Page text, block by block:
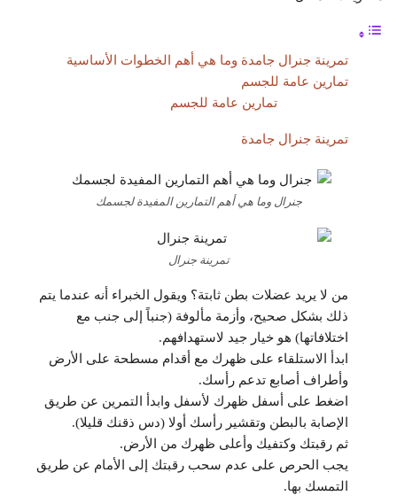
تمرينة جنرال جامدة وما هي أهم الخطوات الأساسية
تمارين عامة للجسم
تمارين عامة للجسم
تمرينة جنرال جامدة
جنرال وما هي أهم التمارين المفيدة لجسمك
تمرينة جنرال
من لا يريد عضلات بطن ثابتة؟ ويقول الخبراء أنه عندما يتم
ذلك بشكل صحيح، وأزمة مألوفة (جنباً إلى جنب مع
اختلافاتها) هو خيار جيد لاستهدافهم.
ابدأ الاستلقاء على ظهرك مع أقدام مسطحة على الأرض
وأطراف أصابع تدعم رأسك.
اضغط على أسفل ظهرك لأسفل وابدأ التمرين عن طريق
الإصابة بالبطن وتقشير رأسك أولا (دس ذقنك قليلا).
ثم رقبتك وكتفيك وأعلى ظهرك من الأرض.
يجب الحرص على عدم سحب رقبتك إلى الأمام عن طريق
التمسك بها.